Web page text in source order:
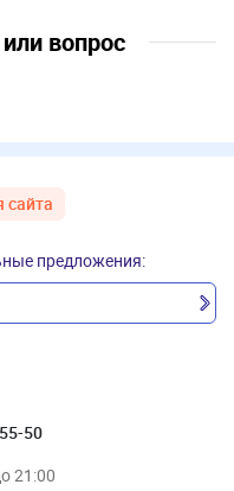
вопрос
сайта
предложения:
50
21:00